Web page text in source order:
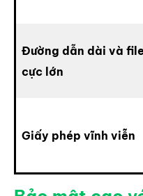
Đường dẫn dài và file
cực lớn
Giấy phép vĩnh viễn